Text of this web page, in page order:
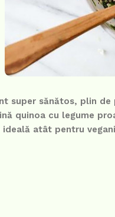
super sănătos, plin
quinoa cu legume
atât pentru